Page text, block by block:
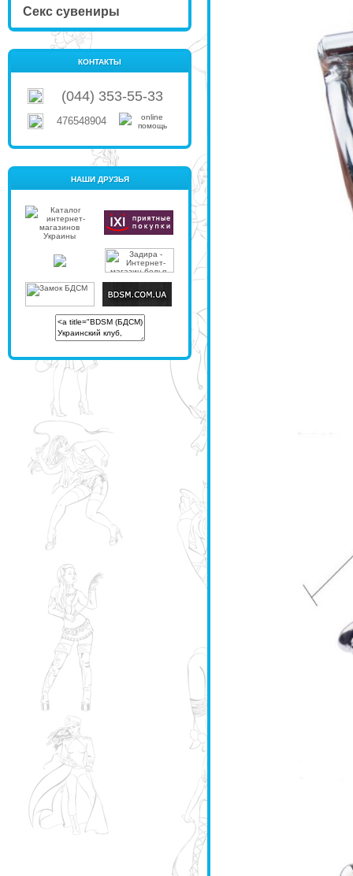
Секс сувениры
КОНТАКТЫ
(044) 353-55-33
476548904
НАШИ ДРУЗЬЯ